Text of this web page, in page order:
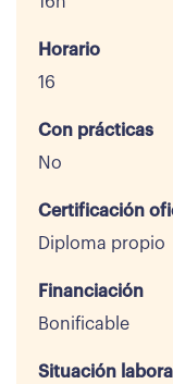
Horario
16
Con prácticas
No
Certificación
Diploma propio
Financiación
Bonificable
Situación laboral